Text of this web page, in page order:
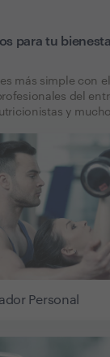
para tu
más simple con
del
y
Personal